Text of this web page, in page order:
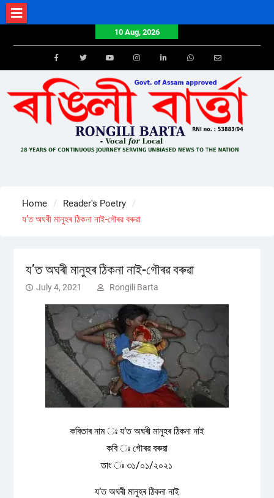
Skip
to
10 Aug, 2026
FacebookTwitterYoutube Email
Home
Reader's Poetry
য’ত অঘৰী মানুহৰ ঠিকনা নাই-গৌৰৱ বৰুৱা
য’ত অঘৰী মানুহৰ ঠিকনা নাই-গৌৰৱ বৰুৱা
July 4, 2021 Rongili Barta
কবিতাৰ নাম ঃ য’ত অঘৰী মানুহৰ ঠিকনা নাই
কবি ঃ গৌৰৱ বৰুৱা
তাং ঃ ৩১/০১/২০২১
য’ত অঘৰী মানুহৰ ঠিকনা নাই